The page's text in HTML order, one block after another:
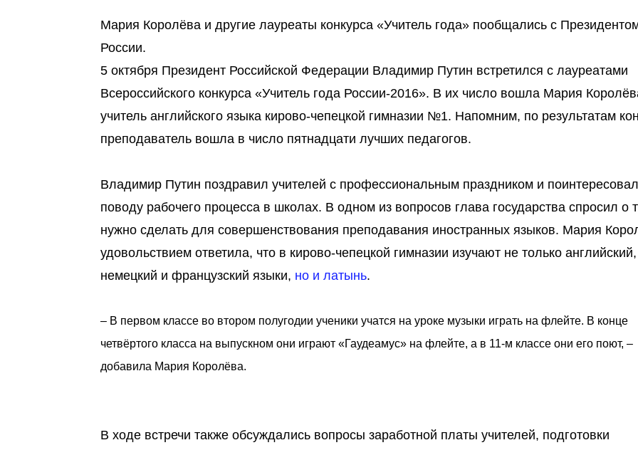
Мария Королёва и другие лауреаты конкурса «Учитель года» пообщались с
России.
5 октября Президент Российской Федерации Владимир Путин встретился с лауреатами
Всероссийского конкурса «Учитель года России-2016». В их число вошла Мария
учитель английского языка кирово-чепецкой гимназии №1. Напомним, по результатам
преподаватель вошла в число пятнадцати лучших педагогов.
Владимир Путин поздравил учителей с профессиональным праздником и
поводу рабочего процесса в школах. В одном из вопросов глава государства спросил о
нужно сделать для совершенствования преподавания иностранных языков. Мария
удовольствием ответила, что в кирово-чепецкой гимназии изучают не только английский,
немецкий и французский языки, но и латынь.
– В первом классе во втором полугодии ученики учатся на уроке музыки играть на флейте. В конце
четвёртого класса на выпускном они играют «Гаудеамус» на флейте, а в 11-м классе они его поют, –
добавила Мария Королёва.
В ходе встречи также обсуждались вопросы заработной платы учителей, подготовки